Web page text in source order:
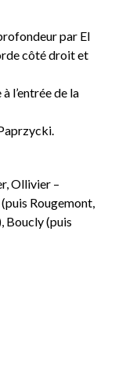
par El
côté droit et
l’entrée de la
Ollivier –
Rougemont,
Boucly (puis